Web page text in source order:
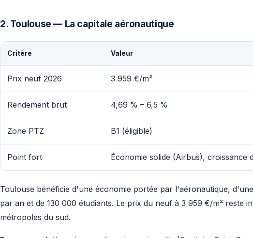
2. Toulouse — La capitale aéronautique
Critère Valeur
Prix neuf 2026 3 959 €/m²
Rendement brut 4,69 % – 6,5 %
Zone PTZ B1 (éligible)
Point fort Économie solide (Airbus), croissance
Toulouse bénéficie d'une économie portée par l'aéronautique,
par an et de 130 000 étudiants. Le prix du neuf à 3 959 €/m² reste
métropoles du sud.